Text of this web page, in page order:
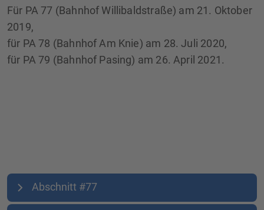
Für PA 77 (Bahnhof Willibaldstraße) am 21. Oktober
2019,
für PA 78 (Bahnhof Am Knie) am 28. Juli 2020,
für PA 79 (Bahnhof Pasing) am 26. April 2021.
Abschnitt #77